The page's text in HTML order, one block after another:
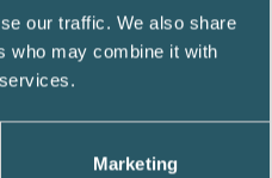
our traffic. We also share
who may combine it with
Marketing